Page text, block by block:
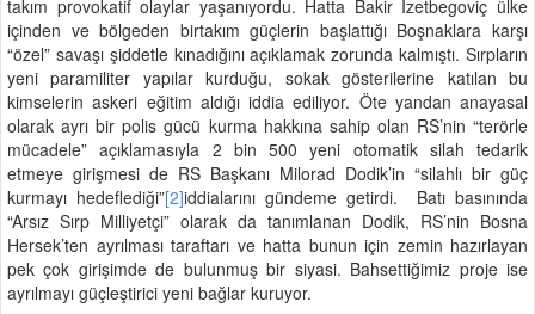
takım provokatif olaylar yaşanıyordu. Hatta Bakir İzetbegoviç ülke
içinden ve bölgeden birtakım güçlerin başlattığı Boşnaklara karşı
“özel” savaşı şiddetle kınadığını açıklamak zorunda kalmıştı. Sırpların
yeni paramiliter yapılar kurduğu, sokak gösterilerine katılan bu
kimselerin askeri eğitim aldığı iddia ediliyor. Öte yandan anayasal
olarak ayrı bir polis gücü kurma hakkına sahip olan RS’nin “terörle
mücadele” açıklamasıyla 2 bin 500 yeni otomatik silah tedarik
etmeye girişmesi de RS Başkanı Milorad Dodik’in “silahlı bir güç
kurmayı hedeflediği”[2]iddialarını gündeme getirdi. Batı basınında
“Arsız Sırp Milliyetçi” olarak da tanımlanan Dodik, RS’nin Bosna
Hersek’ten ayrılması taraftarı ve hatta bunun için zemin hazırlayan
pek çok girişimde de bulunmuş bir siyasi. Bahsettiğimiz proje ise
ayrılmayı güçleştirici yeni bağlar kuruyor.